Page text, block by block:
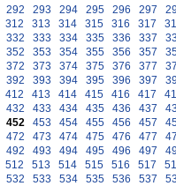
292 293 294 295 296 297
312 313 314 315 316 317
332 333 334 335 336 337
352 353 354 355 356 357
372 373 374 375 376 377
392 393 394 395 396 397
412 413 414 415 416 417
432 433 434 435 436 437
452 453 454 455 456 457
472 473 474 475 476 477
492 493 494 495 496 497
512 513 514 515 516 517
532 533 534 535 536 537